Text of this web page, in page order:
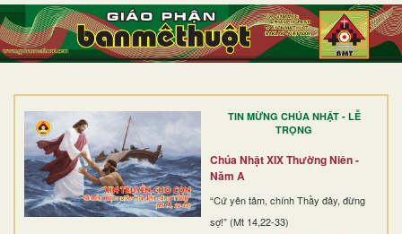
TIN MỪNG CHÚA NHẬT - LỄ
TRỌNG
Chúa Nhật XIX Thường Niên -
Năm A
“Cứ yên tâm, chính Thầy đây, đừng
sợ!” (Mt 14,22-33)
TRANG NHẤT
GIỚI THIỆU
DÒNG TU
BAN MỤC VỤ
ĐOÀN THỂ CG